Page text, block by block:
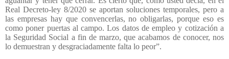
Real Decreto-ley 8/2020 se aportan soluciones temporales, pero a
las empresas hay que convencerlas, no obligarlas, porque eso es
como poner puertas al campo. Los datos de empleo y cotización a
la Seguridad Social a fin de marzo, que acabamos de conocer, nos
lo demuestran y desgraciadamente falta lo peor”.